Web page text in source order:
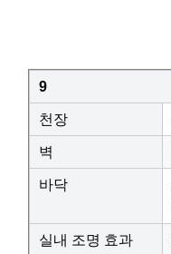
9
천장
벽
바닥
실내 조명 효과